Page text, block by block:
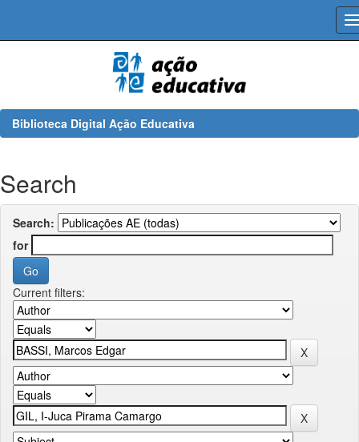
Biblioteca Digital Ação Educativa
Search
Search:
for
Current filters: